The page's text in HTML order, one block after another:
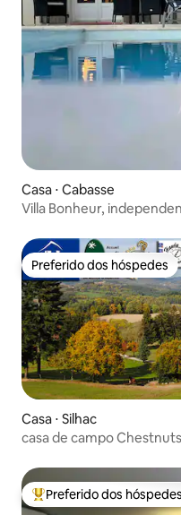
Casa ⋅ Cabasse
Villa Bonheur,
Preferido dos hóspedes
Preferido dos hóspedes
Casa ⋅ Silhac
casa de campo
Entre os melhores
Preferido dos hóspedes